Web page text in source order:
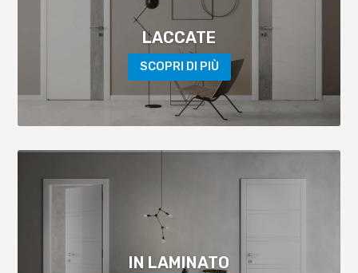
LACCATE
SCOPRI DI PIÙ
IN LAMINATO